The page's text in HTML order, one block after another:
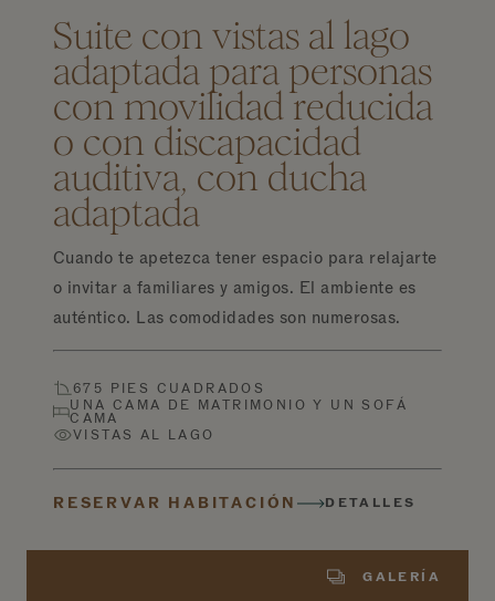
Suite con vistas al lago
adaptada para personas
con movilidad reducida
o con discapacidad
auditiva, con ducha
adaptada
Cuando te apetezca tener espacio para relajarte
o invitar a familiares y amigos. El ambiente es
auténtico. Las comodidades son numerosas.
675 PIES CUADRADOS
UNA CAMA DE MATRIMONIO Y UN SOFÁ
CAMA
VISTAS AL LAGO
RESERVAR HABITACIÓN DETALLES
GALERÍA